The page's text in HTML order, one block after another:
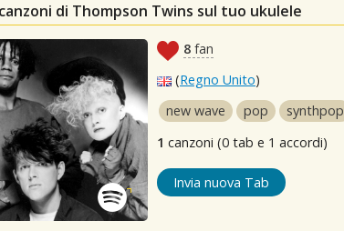
di Thompson Twins sul tuo ukulele
8 fan
(Regno Unito)
new wave
pop
synthpop
1 canzoni (0 tab e 1 accordi)
Invia nuova Tab